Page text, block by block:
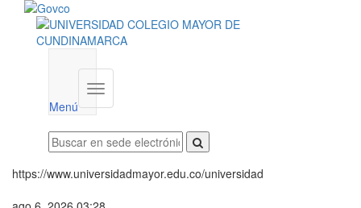
Menú
Menú
institucional
https://www.universidadmayor.edu.co/universidad